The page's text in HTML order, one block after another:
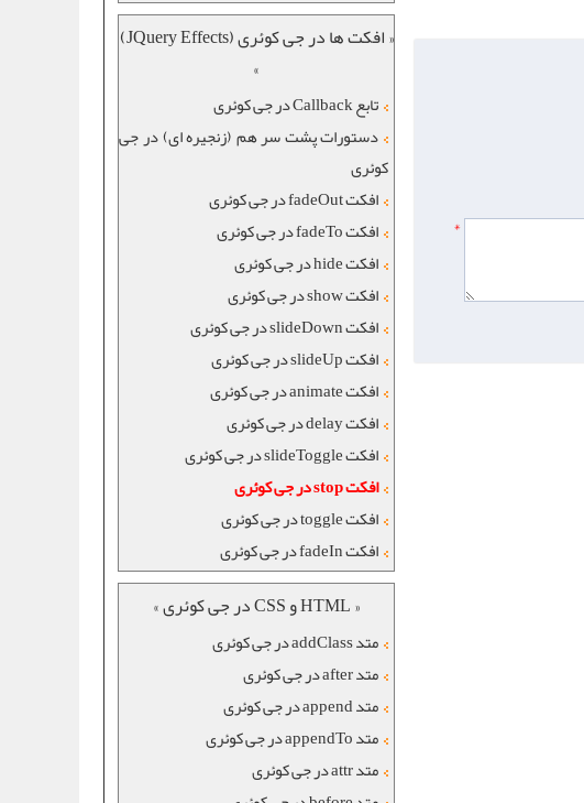
*
« افکت ها در جی کوئری (JQuery Effects)
»
تابع Callback در جی کوئری
دستورات پشت سر هم (زنجیره ای) در جی
کوئری
افکت fadeOut در جی کوئری
افکت fadeTo در جی کوئری
افکت hide در جی کوئری
افکت show در جی کوئری
افکت slideDown در جی کوئری
افکت slideUp در جی کوئری
افکت animate در جی کوئری
افکت delay در جی کوئری
افکت slideToggle در جی کوئری
افکت stop در جی کوئری
افکت toggle در جی کوئری
افکت fadeIn در جی کوئری
« HTML و CSS در جی کوئری »
متد addClass در جی کوئری
متد after در جی کوئری
متد append در جی کوئری
متد appendTo در جی کوئری
متد attr در جی کوئری